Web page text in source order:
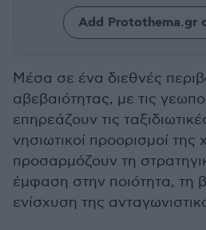
Add Protothema.gr
Μέσα σε ένα διεθνές
αβεβαιότητας, με τις
επηρεάζουν τις
νησιωτικοί προορισμοί της
προσαρμόζουν τη
έμφαση στην ποιότητα, τη
ενίσχυση της